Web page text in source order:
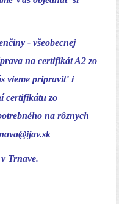
- všeobecnej
na certifikát A2 zo
vieme pripraviť i
certifikátu zo
na rôznych
Trnave.